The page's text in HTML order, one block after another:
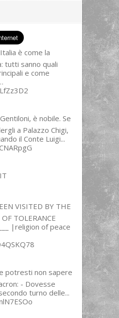
è come la
tutti sanno quali
e come
è nobile. Se
a Palazzo Chigi,
il Conte Luigi...
VISITED BY THE
TOLERANCE
|religion of peace
potresti non sapere
- Dovesse
turno delle...